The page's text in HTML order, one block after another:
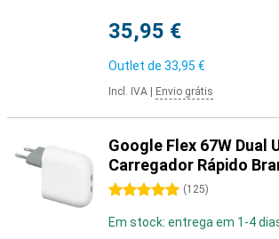
35,95 €
Outlet de 33,95 €
Incl. IVA Envio grátis
Google Flex 67W Dual
Carregador Rápido
5 estrelas (125)
Em stock: entrega em 1-4